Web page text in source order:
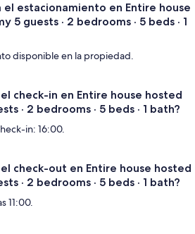
el estacionamiento en Entire house
5 guests · 2 bedrooms · 5 beds · 1
disponible en la propiedad.
check-in en Entire house hosted
· 2 bedrooms · 5 beds · 1 bath?
in: 16:00.
check-out en Entire house hosted
· 2 bedrooms · 5 beds · 1 bath?
11:00.